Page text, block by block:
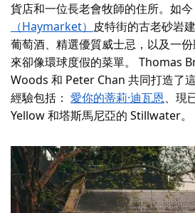
貨店和一位長老會牧師的住所。如
（Haymarket） 皮特街的古老砂岩
葡萄酒、精選優質威士忌，以及一
來卻像環球度假的菜單。 Thomas
Woods 和 Peter Chan 共同打造了
經驗包括： 愛你的蒂莉·迪瓦恩、現
Yellow 和塔斯馬尼亞的 Stillwater。